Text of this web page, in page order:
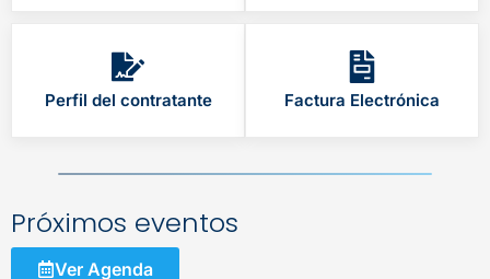
Perfil del contratante Factura Electrónica
Próximos eventos
Ver Agenda